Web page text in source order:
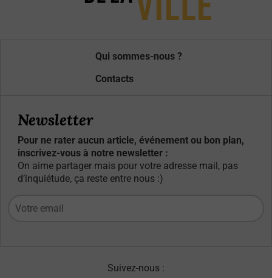
Qui sommes-nous ?
Contacts
Newsletter
Pour ne rater aucun article, événement ou bon plan,
inscrivez-vous à notre newsletter :
On aime partager mais pour votre adresse mail, pas
d’inquiétude, ça reste entre nous :)
Suivez-nous :